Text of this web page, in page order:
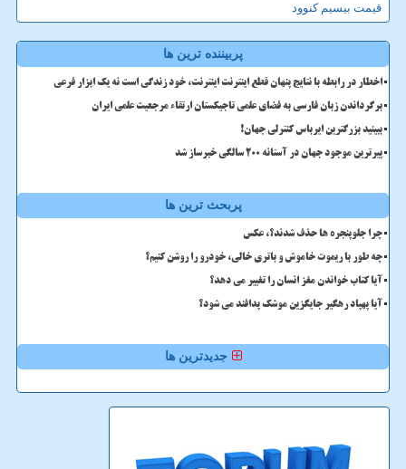
قیمت بیسیم کنوود
پربیننده ترین ها
اخطار در رابطه با نتایج پنهان قطع اینترنت اینترنت، خود زندگی است نه یک ابزار فرعی
برگرداندن زبان فارسی به فضای علمی تاجیکستان ارتقاء مرجعیت علمی ایران
ببینید بزرگترین ایرباس کنترلی جهان!
پیرترین موجود جهان در آستانه ۲۰۰ سالگی خبرساز شد
پربحث ترین ها
چرا جلوپنجره ها حذف شدند؟، عکس
چه طور با ریموت خاموش و باتری خالی، خودرو را روشن کنیم؟
آیا کتاب خواندن مغز انسان را تغییر می دهد؟
آیا پهپاد رهگیر جایگزین موشک پدافند می شود؟
جدیدترین ها